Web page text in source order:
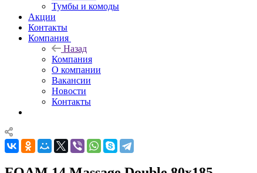
Тумбы и комоды
Акции
Контакты
Компания
Назад
Компания
О компании
Вакансии
Новости
Контакты